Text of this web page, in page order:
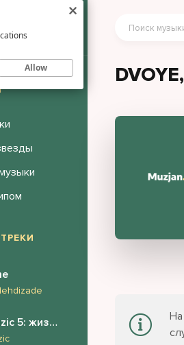
Ksb Muzic 5: жизнь и страдания Андрея Дементьева (Новый Альбом 2026) На
Allow